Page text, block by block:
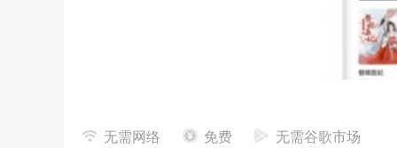
无需网络 免费 无需谷歌市场